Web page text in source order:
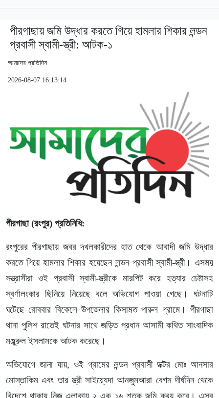
পীরগাছায় জমি উদ্ধার করতে গিয়ে হামলার শিকার লন্ডন
প্রবাসী স্বামী-স্ত্রী: আটক-১
আমাদের প্রতিদিন
2026-08-07 16:13:14
পীরগাছা (রংপুর) প্রতিনিধি:
রংপুরের পীরগাছায় জবর দখলকারীদের হাত থেকে আবাদী জমি উদ্ধার
করতে গিয়ে হামলার শিকার হয়েছেন লন্ডন প্রবাসী স্বামী-স্ত্রী। এসময়
সন্ত্রাসীরা ওই প্রবাসী স্বামী-স্ত্রীকে মারপিট করে হত্যার চেষ্টাসহ
স্বর্ণালংকার ছিনিয়ে নিয়েছে বলে অভিযোগ পাওয়া গেছে। ঘটনাটি
ঘটেছে রোববার বিকেলে উপজেলার কিসামত পারুল গ্রামে। পীরগাছা
থানা পুলিশ রাতেই ঘটনার সাথে জড়িত প্রধান আসামী কথিত সাংবাদিক
মঞ্জুরুল ইসলামকে আটক করেছে।
অভিযোগে জানা যায়, ওই গ্রামের লন্ডন প্রবাসী ডক্টর মোঃ আনসার
মোস্তাকিম এবং তার স্ত্রী সাইয়্যেদা আনজুমআরা বেগম দীর্ঘদিন থেকে
বিদেশে থাকায় নিজ এলাকায় ২ এক ১৬ শতক জমি ক্রয় করে। এসব